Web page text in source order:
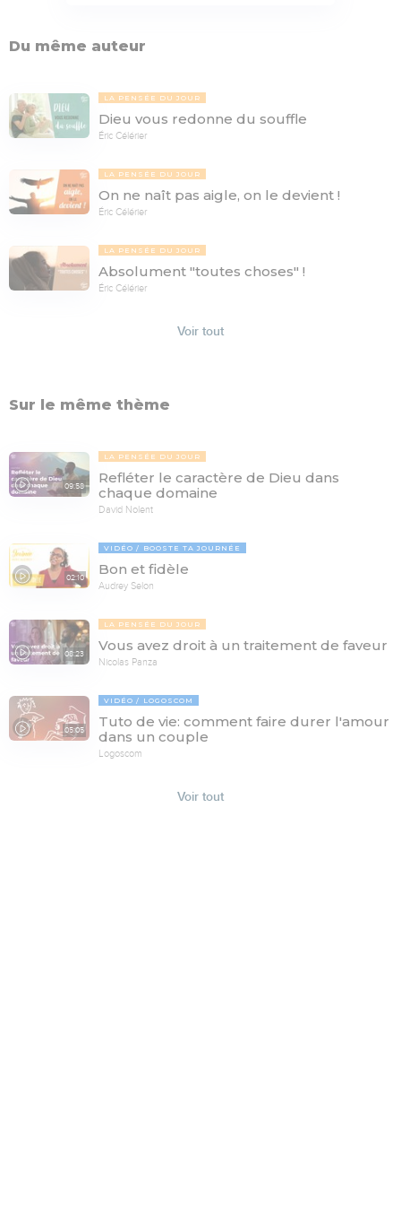
Du même auteur
LA PENSÉE DU JOUR
Dieu vous redonne du souffle
Éric Célérier
LA PENSÉE DU JOUR
On ne naît pas aigle, on le devient !
Éric Célérier
LA PENSÉE DU JOUR
Absolument "toutes choses" !
Éric Célérier
Voir tout
Sur le même thème
09:58
LA PENSÉE DU JOUR
Refléter le caractère de Dieu dans
chaque domaine
David Nolent
02:10
VIDÉO BOOSTE TA JOURNÉE
Bon et fidèle
Audrey Selon
08:23
LA PENSÉE DU JOUR
Vous avez droit à un traitement de faveur
Nicolas Panza
05:05
VIDÉO LOGOSCOM
Tuto de vie: comment faire durer l'amour
dans un couple
Logoscom
Voir tout